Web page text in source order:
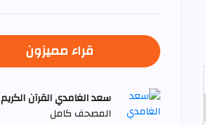
قراء مميزون
سعد الغامدي القرآن الكريم mp3
المصحف كامل